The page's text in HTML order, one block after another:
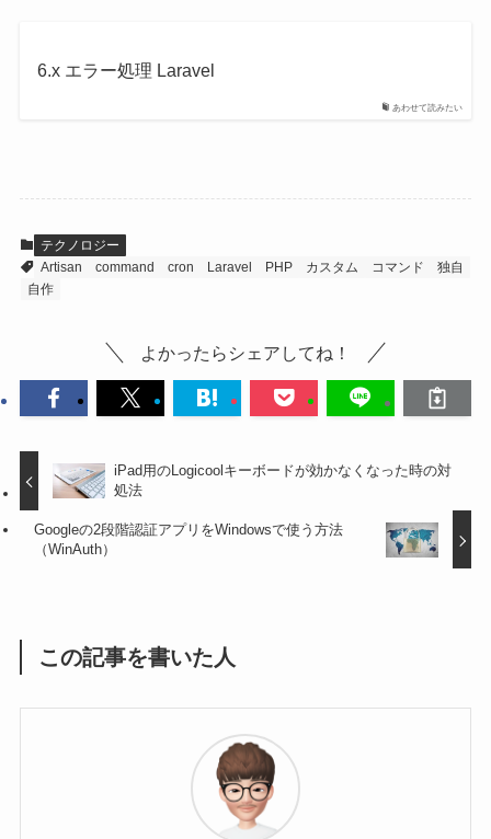
あわせて読みたい
6.x エラー処理 Laravel
テクノロジー
Artisan
command cron Laravel PHP カスタム コマンド
独自
自作
よかったらシェアしてね！
iPad用のLogicoolキーボードが効かなくなった時の対
処法
Googleの2段階認証アプリをWindowsで使う方法
（WinAuth）
この記事を書いた人